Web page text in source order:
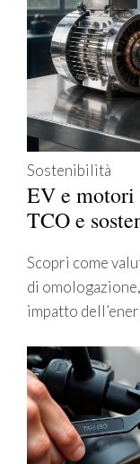
Sostenibilità
EV e
TCO e
Scopri come
di
impatto